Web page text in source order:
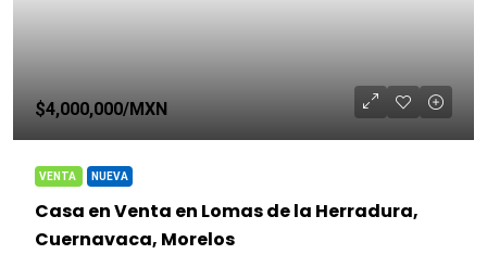
$4,000,000/MXN
VENTA NUEVA
Casa en Venta en Lomas de la Herradura,
Cuernavaca, Morelos